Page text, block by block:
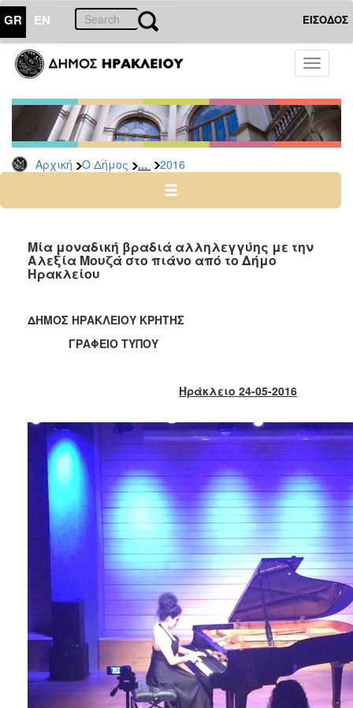
GR EN ΕΙΣΟΔΟΣ
Toggle
Αρχική Ο Δήμος ... 2016
ΔΗΜΟΣ
Δελτία
Τύπου
Αρχείο
2026
2024
2022
2021
2015
2013
2012
2010
2006
ΤΟΠΟΣ
ΠΟΛΙΤΙΣΜΟΣ
Μία μοναδική βραδιά αλληλεγγύης με την
Αλεξία Μουζά στο πιάνο από το Δήμο
Ηρακλείου
ΔΗΜΟΣ ΗΡΑΚΛΕΙΟΥ ΚΡΗΤΗΣ
ΓΡΑΦΕΙΟ ΤΥΠΟΥ
Ηράκλειο 24-05-2016